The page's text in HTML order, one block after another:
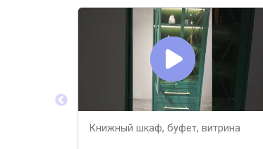
Книжный шкаф, буфет, витрина